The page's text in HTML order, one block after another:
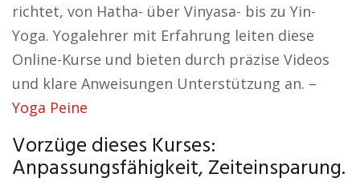
richtet, von Hatha- über Vinyasa- bis zu Yin-
Yoga. Yogalehrer mit Erfahrung leiten diese
Online-Kurse und bieten durch präzise Videos
und klare Anweisungen Unterstützung an. –
Yoga Peine
Vorzüge dieses Kurses:
Anpassungsfähigkeit, Zeiteinsparung.